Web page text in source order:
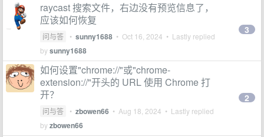
raycast 搜索文件，右边没有预览信息了，
应该如何恢复
问与答 • sunny1688 • Oct 16, 2024 • Lastly replied
bysunny1688
3
如何设置"chrome://"或"chrome-
extension://"开头的 URL 使用 Chrome 打
开？
问与答 • zbowen66 • Aug 18, 2024 • Lastly replied
byzbowen66
2